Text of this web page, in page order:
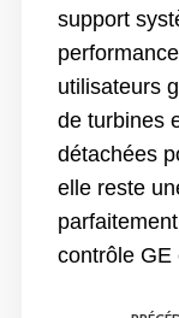
support
utilisateurs
de turbines
détachées
elle reste
contrôle GE